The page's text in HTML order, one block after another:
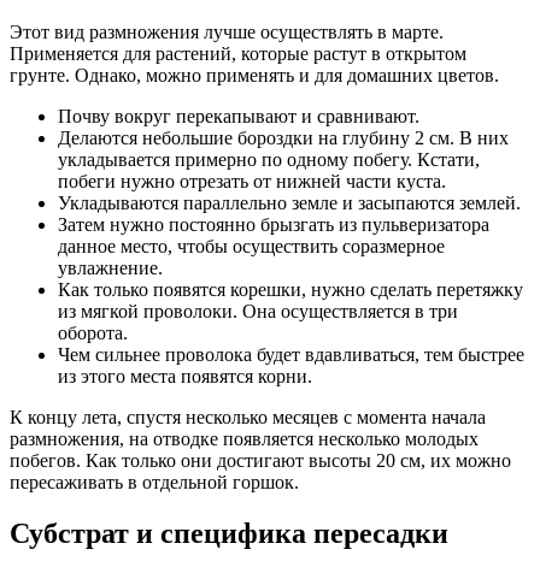
Этот вид размножения лучше осуществлять в марте.
Применяется для растений, которые растут в открытом
грунте. Однако, можно применять и для домашних цветов.
Почву вокруг перекапывают и сравнивают.
Делаются небольшие бороздки на глубину 2 см. В них
укладывается примерно по одному побегу. Кстати,
побеги нужно отрезать от нижней части куста.
Укладываются параллельно земле и засыпаются землей.
Затем нужно постоянно брызгать из пульверизатора
данное место, чтобы осуществить соразмерное
увлажнение.
Как только появятся корешки, нужно сделать перетяжку
из мягкой проволоки. Она осуществляется в три
оборота.
Чем сильнее проволока будет вдавливаться, тем быстрее
из этого места появятся корни.
К концу лета, спустя несколько месяцев с момента начала
размножения, на отводке появляется несколько молодых
побегов. Как только они достигают высоты 20 см, их можно
пересаживать в отдельной горшок.
Субстрат и специфика пересадки